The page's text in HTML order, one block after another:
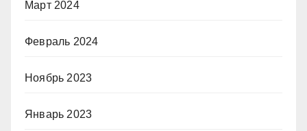
Март 2024
Февраль 2024
Ноябрь 2023
Январь 2023